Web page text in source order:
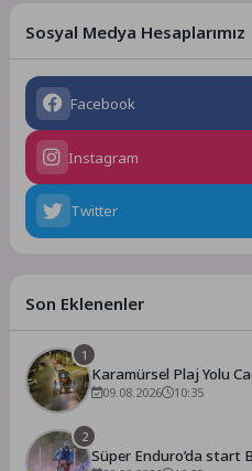
Sosyal Medya Hesaplarımız
Facebook
Instagram
Twitter
Son Eklenenler
1
Karamürsel Plaj Yolu
09.08.2026 10:35
2
Süper Enduro’da start